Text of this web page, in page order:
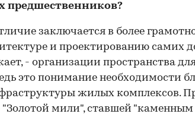
предшественников?
заключается в более
и проектированию самих
- организации пространства
это понимание необходимости
жилых комплексов.
мили", ставшей